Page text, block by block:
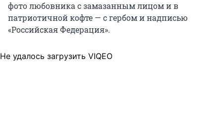
фото любовника с замазанным лицом и в
патриотичной кофте — с гербом и надписью
«Российская Федерация».
Не удалось загрузить VIQEO